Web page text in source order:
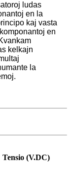
ludas
en la
kaj vasta
en
kelkajn
la
Tensio (V.DC)